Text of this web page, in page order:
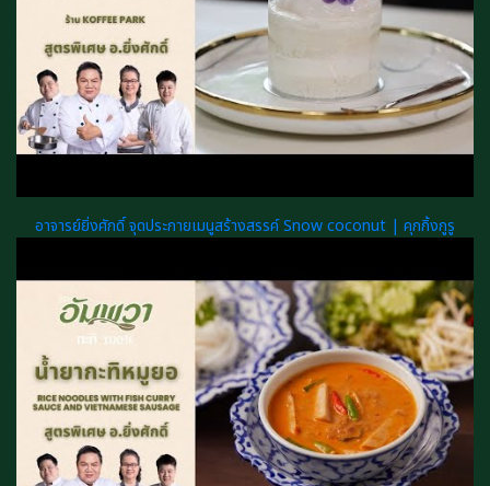
อาจารย์ยิ่งศักดิ์ จุดประกายเมนูสร้างสรรค์ Snow coconut | คุกกิ้งกูรู